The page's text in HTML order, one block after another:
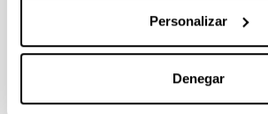
Personalizar
Denegar
PáginaPágina